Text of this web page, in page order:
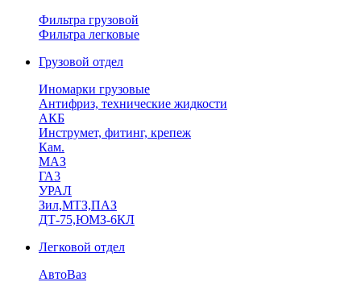
Фильтра грузовой
Фильтра легковые
Грузовой отдел
Иномарки грузовые
Антифриз, технические жидкости
АКБ
Инструмет, фитинг, крепеж
Кам.
МАЗ
ГА3
УРАЛ
Зил,МТЗ,ПАЗ
ДТ-75,ЮМЗ-6КЛ
Легковой отдел
АвтоВаз